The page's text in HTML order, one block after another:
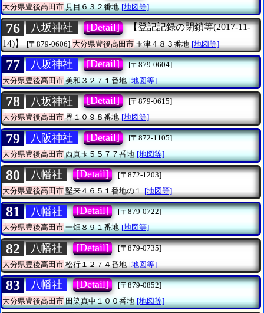
大分県豊後高田市見目６３２番地 [地図等]
76 八坂神社 [Detail]
【登記記録の閉鎖等(2017-11-
14)】
[〒879-0606] 大分県豊後高田市 玉津４８３番地 [地図等]
77 八坂神社 [Detail]
[〒879-0604]
大分県豊後高田市美和３２７１番地 [地図等]
78 八坂神社 [Detail]
[〒879-0615]
大分県豊後高田市界１０９８番地 [地図等]
79 八阪神社 [Detail]
[〒872-1105]
大分県豊後高田市西真玉５５７７番地 [地図等]
80 八幡社 [Detail]
[〒872-1203]
大分県豊後高田市 堅来４６５１番地の１ [地図等]
81 八幡社 [Detail]
[〒879-0722]
大分県豊後高田市一畑８９１番地 [地図等]
82 八幡社 [Detail]
[〒879-0735]
大分県豊後高田市 松行１２７４番地 [地図等]
83 八幡社 [Detail]
[〒879-0852]
大分県豊後高田市田染真中１００番地 [地図等]